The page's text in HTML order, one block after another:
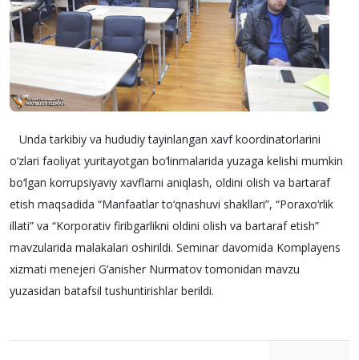
Unda tarkibiy va hududiy tayinlangan xavf koordinatorlarini
o‘zlari faoliyat yuritayotgan bo‘linmalarida yuzaga kelishi mumkin
bo‘lgan korrupsiyaviy xavflarni aniqlash, oldini olish va bartaraf
etish maqsadida “Manfaatlar to‘qnashuvi shakllari”, “Poraxo‘rlik
illati” va “Korporativ firibgarlikni oldini olish va bartaraf etish”
mavzularida malakalari oshirildi. Seminar davomida Komplayens
xizmati menejeri G‘anisher Nurmatov tomonidan mavzu
yuzasidan batafsil tushuntirishlar berildi.